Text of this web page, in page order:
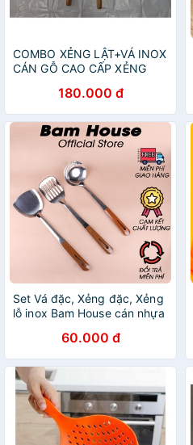
COMBO XẺNG LẬT+VÁ INOX
CÁN GỖ CAO CẤP XẺNG
180.000 đ
Set Vá đặc, Xẻng đặc, Xẻng
lỗ inox Bam House cán nhựa
siêu bền SCG01 - Gia dụng
bếp
60.000 đ